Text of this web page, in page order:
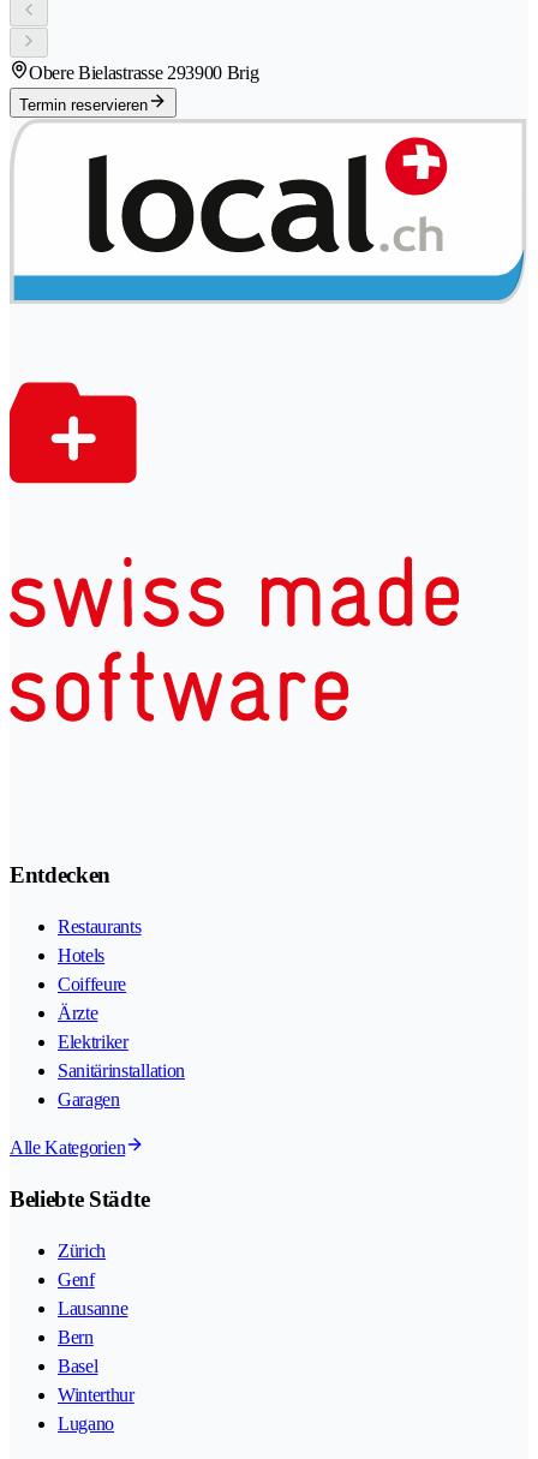
Obere Bielastrasse 293900 Brig
Termin reservieren
Entdecken
Restaurants
Hotels
Coiffeure
Ärzte
Elektriker
Sanitärinstallation
Garagen
Alle Kategorien
Beliebte Städte
Zürich
Genf
Lausanne
Bern
Basel
Winterthur
Lugano